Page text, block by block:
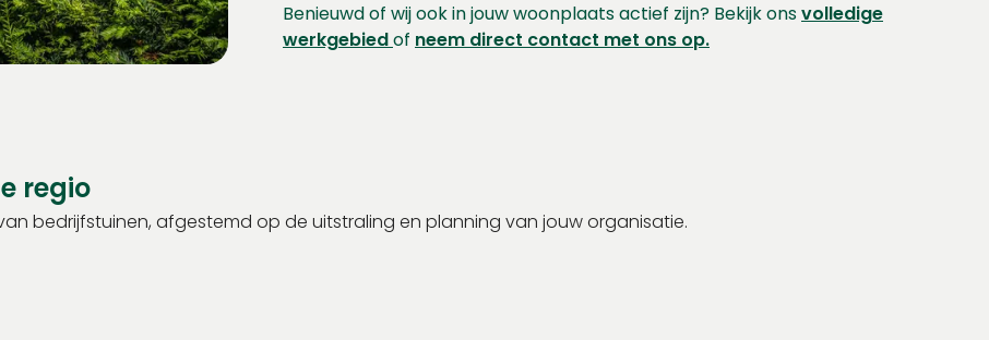
Benieuwd of wij ook in jouw woonplaats actief zijn? Bekijk onsvolledige
werkgebiedof neem direct contact met ons op.
regio
bedrijfstuinen, afgestemd op de uitstraling en planning van jouw organisatie.